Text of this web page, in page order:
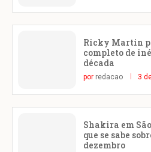
Ricky Martin
completo de
década
por redacao 3
Shakira em
que se sabe
dezembro